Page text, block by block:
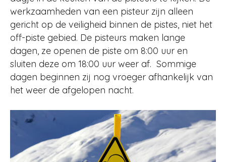
werkzaamheden van een pisteur zijn alleen
gericht op de veiligheid binnen de pistes, niet het
off-piste gebied. De pisteurs maken lange
dagen, ze openen de piste om 8:00 uur en
sluiten deze om 18:00 uur weer af. Sommige
dagen beginnen zij nog vroeger afhankelijk van
het weer de afgelopen nacht.